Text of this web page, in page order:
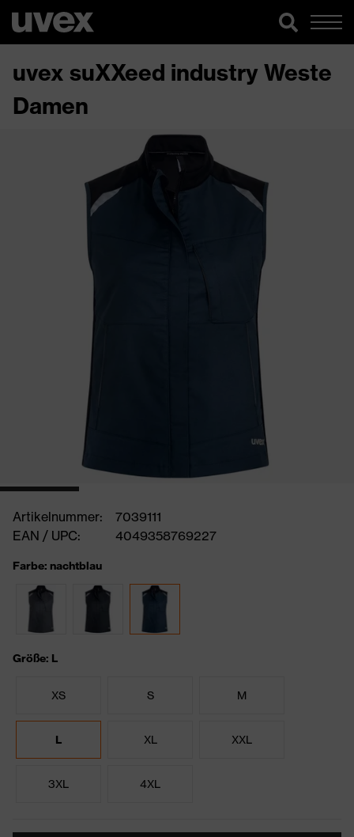
uvex suXXeed industry Weste
Damen
Artikelnummer:
7039111
EAN / UPC:
4049358769227
Farbe: nachtblau
Größe: L
XS S M
L XL XXL
3XL 4XL